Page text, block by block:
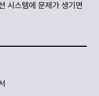
시스템에 문제가 생기면